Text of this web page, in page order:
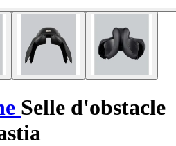
Selle d'obstacle